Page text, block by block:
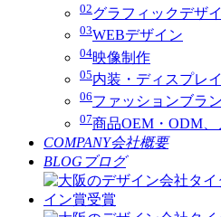
02グラフィックデザ
03WEBデザイン
04映像制作
05内装・ディスプレ
06ファッションブラ
07商品OEM・ODM
COMPANY会社概要
BLOG ブログ